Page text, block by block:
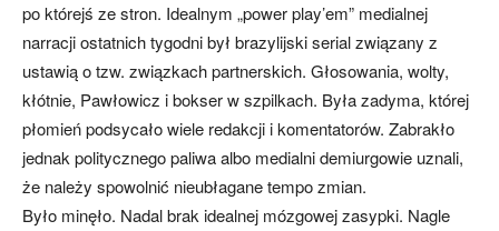
po którejś ze stron. Idealnym „power play’em” medialnej
narracji ostatnich tygodni był brazylijski serial związany z
ustawią o tzw. związkach partnerskich. Głosowania, wolty,
kłótnie, Pawłowicz i bokser w szpilkach. Była zadyma, której
płomień podsycało wiele redakcji i komentatorów. Zabrakło
jednak politycznego paliwa albo medialni demiurgowie uznali,
że należy spowolnić nieubłagane tempo zmian.
Było minęło. Nadal brak idealnej mózgowej zasypki. Nagle